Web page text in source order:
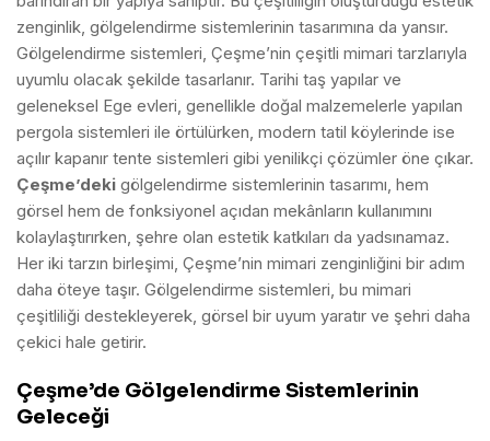
zenginlik, gölgelendirme sistemlerinin tasarımına da yansır.
Gölgelendirme sistemleri, Çeşme’nin çeşitli mimari tarzlarıyla
uyumlu olacak şekilde tasarlanır. Tarihi taş yapılar ve
geleneksel Ege evleri, genellikle doğal malzemelerle yapılan
pergola sistemleri ile örtülürken, modern tatil köylerinde ise
açılır kapanır tente sistemleri gibi yenilikçi çözümler öne çıkar.
Çeşme’deki gölgelendirme sistemlerinin tasarımı, hem
görsel hem de fonksiyonel açıdan mekânların kullanımını
kolaylaştırırken, şehre olan estetik katkıları da yadsınamaz.
Her iki tarzın birleşimi, Çeşme’nin mimari zenginliğini bir adım
daha öteye taşır. Gölgelendirme sistemleri, bu mimari
çeşitliliği destekleyerek, görsel bir uyum yaratır ve şehri daha
çekici hale getirir.
Çeşme’de Gölgelendirme Sistemlerinin
Geleceği